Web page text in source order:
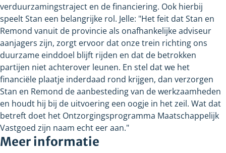
verduurzamingstraject en de financiering. Ook hierbij
speelt Stan een belangrijke rol. Jelle: "Het feit dat Stan en
Remond vanuit de provincie als onafhankelijke adviseur
aanjagers zijn, zorgt ervoor dat onze trein richting ons
duurzame einddoel blijft rijden en dat de betrokken
partijen niet achterover leunen. En stel dat we het
financiële plaatje inderdaad rond krijgen, dan verzorgen
Stan en Remond de aanbesteding van de werkzaamheden
en houdt hij bij de uitvoering een oogje in het zeil. Wat dat
betreft doet het Ontzorgingsprogramma Maatschappelijk
Vastgoed zijn naam echt eer aan."
Meer informatie